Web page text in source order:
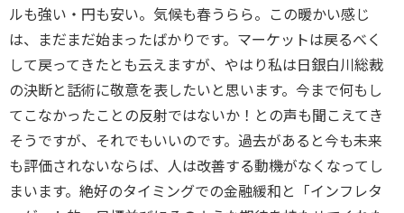
ルも強い・円も安い。気候も春うらら。この暖かい感じ
は、まだまだ始まったばかりです。マーケットは戻るべく
して戻ってきたとも云えますが、やはり私は日銀白川総裁
の決断と話術に敬意を表したいと思います。今まで何もし
てこなかったことの反射ではないか！との声も聞こえてき
そうですが、それでもいいのです。過去があると今も未来
も評価されないならば、人は改善する動機がなくなってし
まいます。絶好のタイミングでの金融緩和と「インフレタ